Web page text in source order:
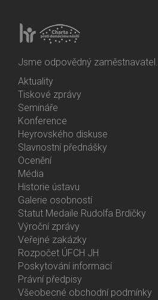
Jsme odpovědný zaměstnavatel.
Bottom
Menu
Activities
Aktuality
Tiskové zprávy
Semináře
Konference
Heyrovského diskuse
Slavnostní přednášky
Ocenění
Média
Historie ústavu
Galerie osobností
Statut Medaile Rudolfa Brdičky
Bottom
Menu
About
Us
Výroční zprávy
Veřejné zakázky
Rozpočet ÚFCH JH
Poskytování informací
Právní předpisy
Všeobecné obchodní podmínky